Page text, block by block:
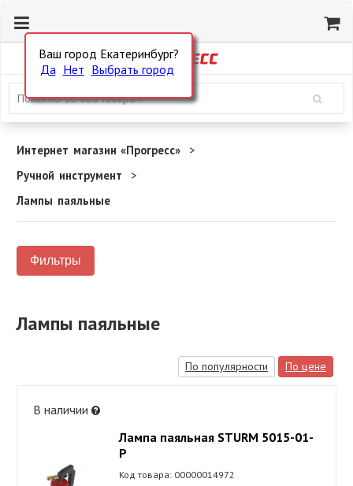
Ваш город Екатеринбург?
Да Нет Выбрать город
Интернет магазин «Прогресс»
Ручной инструмент
Лампы паяльные
Фильтры
Лампы паяльные
По популярности По цене
В наличии
Лампа паяльная STURM 5015-01-
Р
Код товара: 00000014972